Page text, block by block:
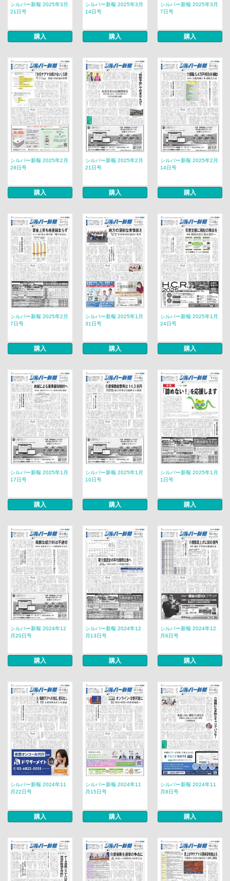
シルバー新報 2025年3月
21日号
購入
シルバー新報 2025年3月
14日号
購入
シルバー新報 2025年3月
7日号
購入
シルバー新報 2025年2月
28日号
購入
シルバー新報 2025年2月
21日号
購入
シルバー新報 2025年2月
14日号
購入
シルバー新報 2025年2月
7日号
購入
シルバー新報 2025年1月
31日号
購入
シルバー新報 2025年1月
24日号
購入
シルバー新報 2025年1月
17日号
購入
シルバー新報 2025年1月
10日号
購入
シルバー新報 2025年1月
1日号
購入
シルバー新報 2024年12
月20日号
購入
シルバー新報 2024年12
月13日号
購入
シルバー新報 2024年12
月6日号
購入
シルバー新報 2024年11
月22日号
購入
シルバー新報 2024年11
月15日号
購入
シルバー新報 2024年11
月8日号
購入